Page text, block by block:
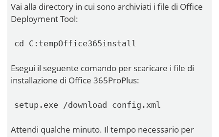
Vai alla directory in cui sono archiviati i file di Office
Deployment Tool:
cd C:tempOffice365install
Esegui il seguente comando per scaricare i file di
installazione di Office 365ProPlus:
setup.exe /download config.xml
Attendi qualche minuto. Il tempo necessario per